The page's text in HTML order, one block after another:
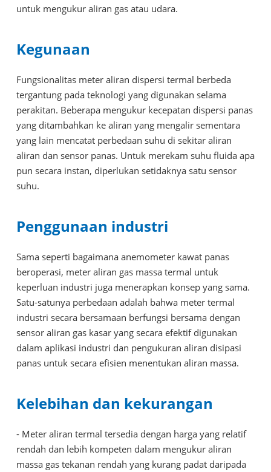
untuk mengukur aliran gas atau udara.
Kegunaan
Fungsionalitas meter aliran dispersi termal berbeda
tergantung pada teknologi yang digunakan selama
perakitan. Beberapa mengukur kecepatan dispersi panas
yang ditambahkan ke aliran yang mengalir sementara
yang lain mencatat perbedaan suhu di sekitar aliran
aliran dan sensor panas. Untuk merekam suhu fluida apa
pun secara instan, diperlukan setidaknya satu sensor
suhu.
Penggunaan industri
Sama seperti bagaimana anemometer kawat panas
beroperasi, meter aliran gas massa termal untuk
keperluan industri juga menerapkan konsep yang sama.
Satu-satunya perbedaan adalah bahwa meter termal
industri secara bersamaan berfungsi bersama dengan
sensor aliran gas kasar yang secara efektif digunakan
dalam aplikasi industri dan pengukuran aliran disipasi
panas untuk secara efisien menentukan aliran massa.
Kelebihan dan kekurangan
- Meter aliran termal tersedia dengan harga yang relatif
rendah dan lebih kompeten dalam mengukur aliran
massa gas tekanan rendah yang kurang padat daripada